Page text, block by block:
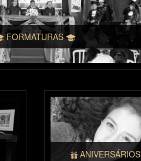
FORMATURAS
ANIVERSÁRIOS